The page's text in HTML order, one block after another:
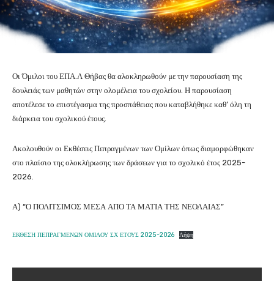
Οι Όμιλοι του ΕΠΑ.Λ Θήβας θα αλοκληρωθούν με την παρουσίαση της
δουλειάς των μαθητών στην ολομέλεια του σχολείου. Η παρουσίαση
αποτέλεσε το επιστέγασμα της προσπάθειας που καταβλήθηκε καθ’ όλη τη
διάρκεια του σχολικού έτους.
Ακολουθούν οι Εκθέσεις Πεπραγμένων των Ομίλων όπως διαμορφώθηκαν
στο πλαίσιο της ολοκλήρωσης των δράσεων για το σχολικό έτος 2025-
2026.
Α) “Ο ΠΟΛΙΤΣΙΜΟΣ ΜΕΣΑ ΑΠΟ ΤΑ ΜΑΤΙΑ ΤΗΣ ΝΕΟΛΑΙΑΣ”
ΕΚΘΕΣΗ ΠΕΠΡΑΓΜΕΝΩΝ ΟΜΙΛΟΥ ΣΧ ΕΤΟΥΣ 2025-2026 Λήψη